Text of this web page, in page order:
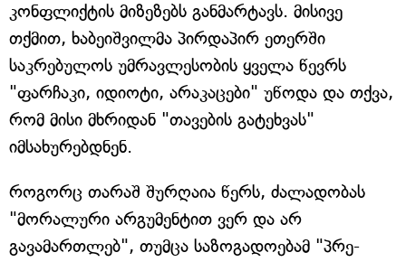
კონფლიქტის მიზეზებს განმარტავს. მისივე
თქმით, ხაბეიშვილმა პირდაპირ ეთერში
საკრებულოს უმრავლესობის ყველა წევრს
"ფარჩაკი, იდიოტი, არაკაცები" უწოდა და თქვა,
რომ მისი მხრიდან "თავების გატეხვას"
იმსახურებდნენ.
როგორც თარაშ შურღაია წერს, ძალადობას
"მორალური არგუმენტით ვერ და არ
გავამართლებ", თუმცა საზოგადოებამ "პრე-